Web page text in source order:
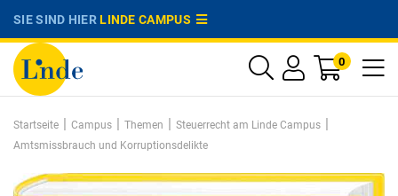
SIE SIND HIERLINDE CAMPUS
0
Startseite | Campus | Themen | Steuerrecht am Linde Campus |
Amtsmissbrauch und Korruptionsdelikte